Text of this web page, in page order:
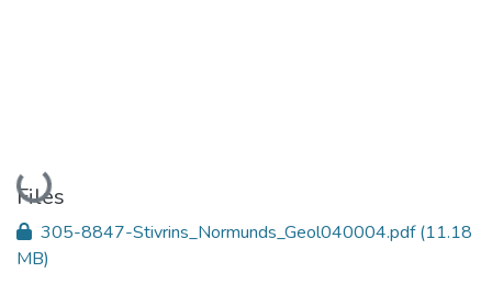
Loading...
Files
305-8847-Stivrins_Normunds_Geol040004.pdf(11.18
MB)